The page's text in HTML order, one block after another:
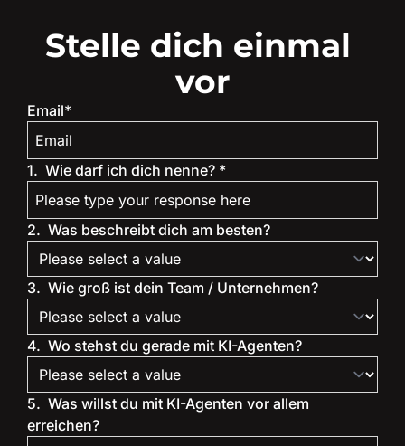
Stelle dich einmal
vor
Email*
1. Wie darf ich dich nenne? *
2. Was beschreibt dich am besten?
3. Wie groß ist dein Team / Unternehmen?
4. Wo stehst du gerade mit KI-Agenten?
5. Was willst du mit KI-Agenten vor allem
erreichen?